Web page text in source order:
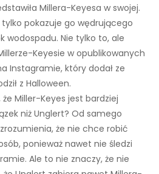
Millera-Keyesa w swojej.
tylko pokazuje go wędrującego
wodospadu. Nie tylko to, ale
Keyesie w opublikowanych
Instagramie, który dodał ze
z Halloween.
​​Miller-Keyes jest bardziej
niż Unglert? Od samego
że ​​nie chce robić
ponieważ nawet nie śledzi
Ale to nie znaczy, że nie